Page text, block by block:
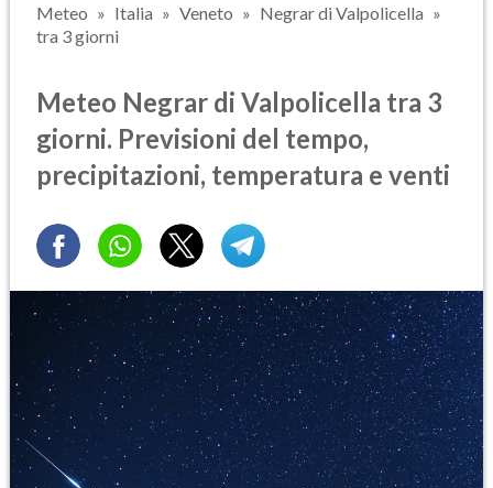
Meteo Italia Veneto
Negrar di Valpolicella
tra 3 giorni
Meteo Negrar di Valpolicella tra 3
giorni. Previsioni del tempo,
precipitazioni, temperatura e venti